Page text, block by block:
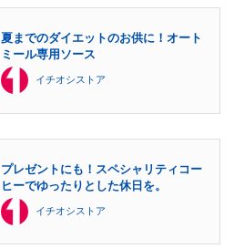
夏までのダイエットのお供に！オート
ミール専用ソース
イチオシストア
プレゼントにも！スペシャリティコー
ヒーでゆったりとした休日を。
イチオシストア